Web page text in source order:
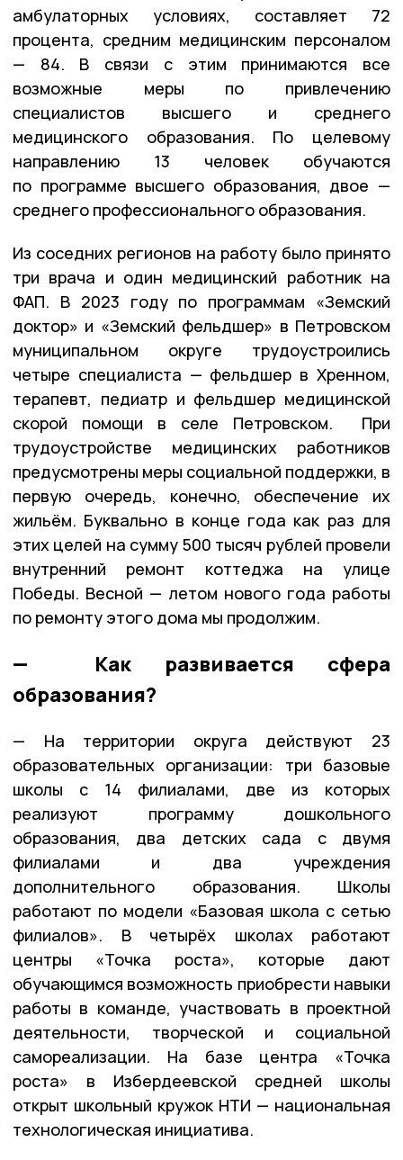
амбулаторных условиях, составляет 72
процента, средним медицинским персоналом
— 84. В связи с этим принимаются все
возможные меры по привлечению
специалистов высшего и среднего
медицинского образования. По целевому
направлению 13 человек обучаются
по программе высшего образования, двое —
среднего профессионального образования.
Из соседних регионов на работу было принято
три врача и один медицинский работник на
ФАП. В 2023 году по программам «Земский
доктор» и «Земский фельдшер» в Петровском
муниципальном округе трудоустроились
четыре специалиста — фельдшер в Хренном,
терапевт, педиатр и фельдшер медицинской
скорой помощи в селе Петровском. При
трудоустройстве медицинских работников
предусмотрены меры социальной поддержки, в
первую очередь, конечно, обеспечение их
жильём. Буквально в конце года как раз для
этих целей на сумму 500 тысяч рублей провели
внутренний ремонт коттеджа на улице
Победы. Весной — летом нового года работы
по ремонту этого дома мы продолжим.
— Как развивается сфера
образования?
— На территории округа действуют 23
образовательных организации: три базовые
школы с 14 филиалами, две из которых
реализуют программу дошкольного
образования, два детских сада с двумя
филиалами и два учреждения
дополнительного образования. Школы
работают по модели «Базовая школа с сетью
филиалов». В четырёх школах работают
центры «Точка роста», которые дают
обучающимся возможность приобрести навыки
работы в команде, участвовать в проектной
деятельности, творческой и социальной
самореализации. На базе центра «Точка
роста» в Избердеевской средней школы
открыт школьный кружок НТИ — национальная
технологическая инициатива.